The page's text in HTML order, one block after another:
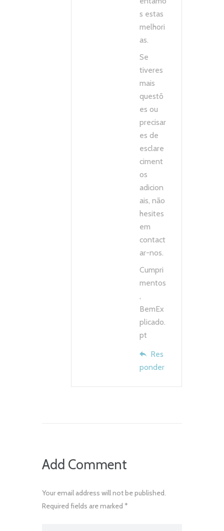
s estas
melhori
as.
Se
tiveres
mais
questõ
es ou
precisar
es de
esclare
ciment
os
adicion
ais, não
hesites
em
contact
ar-nos.
Cumpri
mentos
,
BemEx
plicado.
pt
Res
ponder
Add Comment
Your email address will not be published.
Required fields are marked *